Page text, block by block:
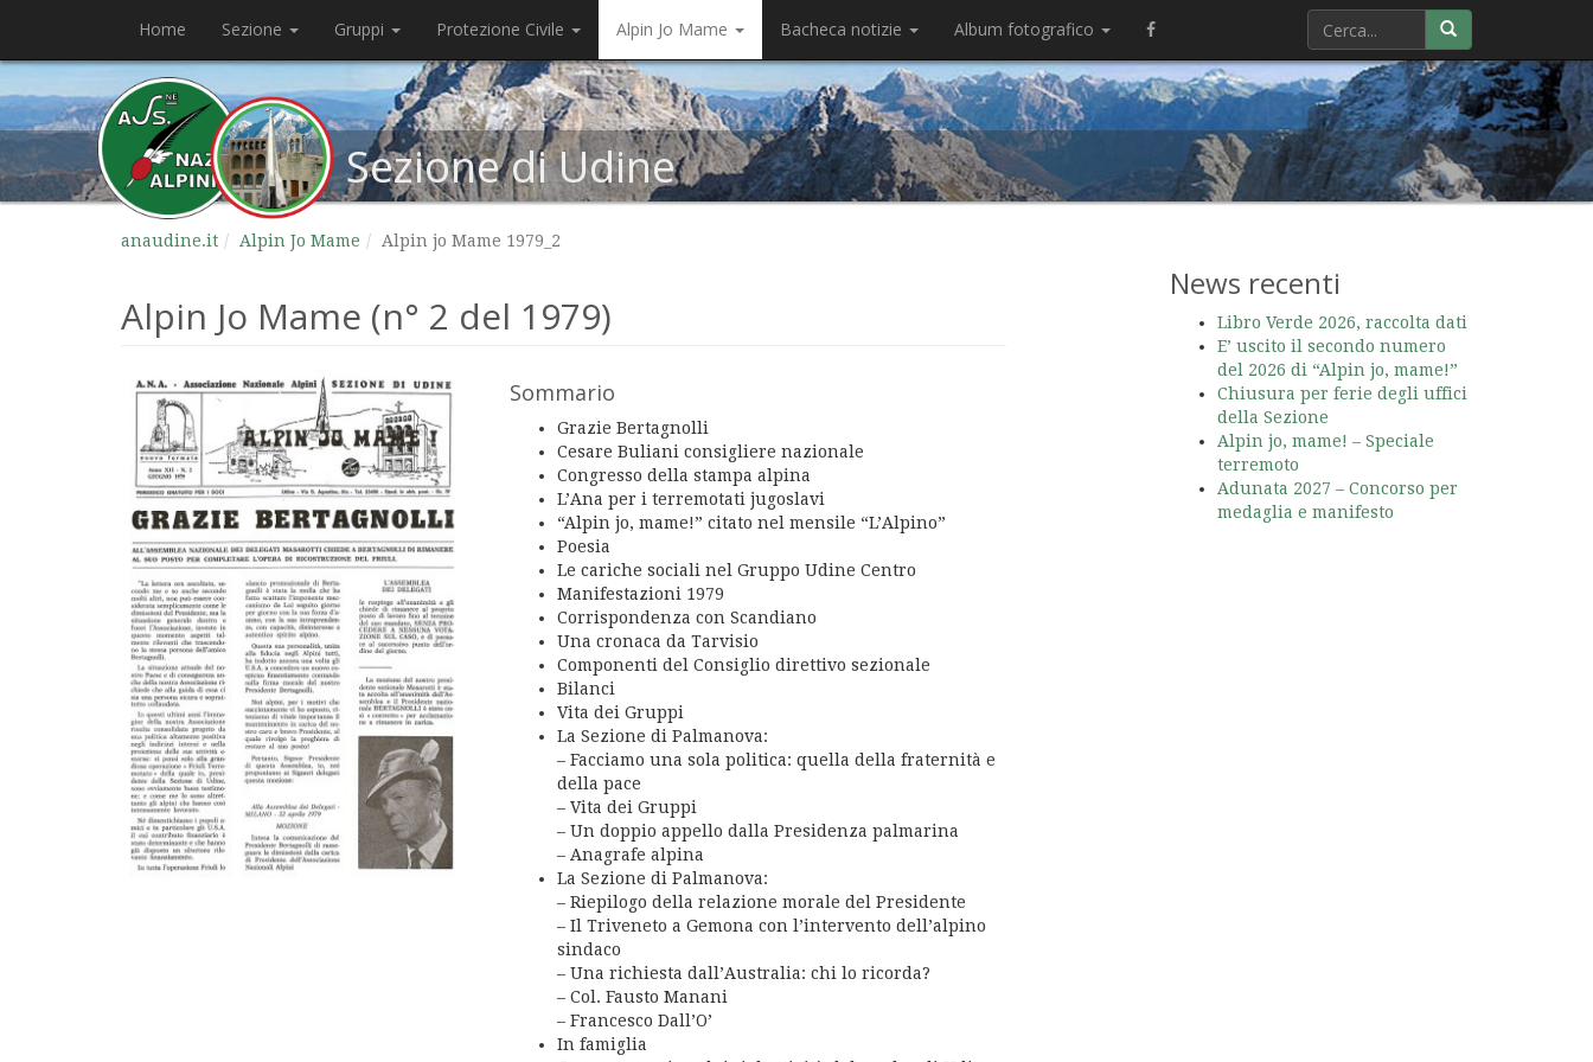
Home Sezione Gruppi Protezione Civile Alpin Jo Mame Bacheca notizie Album fotografico
Sezione di Udine
anaudine.it Alpin Jo Mame Alpin jo Mame 1979_2
Alpin Jo Mame (n° 2 del 1979)
Sommario
Grazie Bertagnolli
Cesare Buliani consigliere nazionale
Congresso della stampa alpina
L’Ana per i terremotati jugoslavi
“Alpin jo, mame!” citato nel mensile “L’Alpino”
Poesia
Le cariche sociali nel Gruppo Udine Centro
Manifestazioni 1979
Corrispondenza con Scandiano
Una cronaca da Tarvisio
Componenti del Consiglio direttivo sezionale
Bilanci
Vita dei Gruppi
La Sezione di Palmanova:
– Facciamo una sola politica: quella della fraternità e
della pace
– Vita dei Gruppi
– Un doppio appello dalla Presidenza palmarina
– Anagrafe alpina
La Sezione di Palmanova:
– Riepilogo della relazione morale del Presidente
– Il Triveneto a Gemona con l’intervento dell’alpino
sindaco
– Una richiesta dall’Australia: chi lo ricorda?
– Col. Fausto Manani
– Francesco Dall’O’
In famiglia
News recenti
Libro Verde 2026, raccolta dati
E’ uscito il secondo numero
del 2026 di “Alpin jo, mame!”
Chiusura per ferie degli uffici
della Sezione
Alpin jo, mame! – Speciale
terremoto
Adunata 2027 – Concorso per
medaglia e manifesto